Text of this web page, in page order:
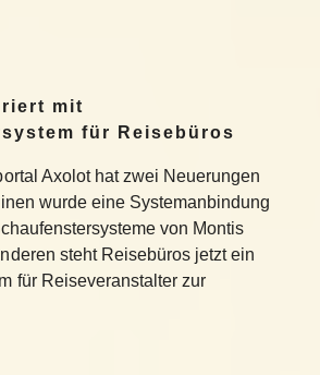
mit
für Reisebüros
Axolot hat zwei Neuerungen
wurde eine Systemanbindung
von Montis
steht Reisebüros jetzt ein
für Reiseveranstalter zur